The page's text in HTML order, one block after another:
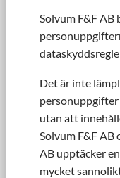
Solvum F&F AB
Det är inte
utan att
Solvum F&F AB
AB upptäcker
mycket